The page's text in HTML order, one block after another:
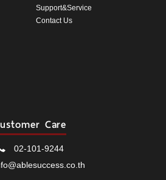
Support&Service
Contact Us
Care
02-101-9244